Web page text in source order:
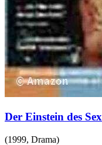
Der Einstein des Sex
(1999, Drama)